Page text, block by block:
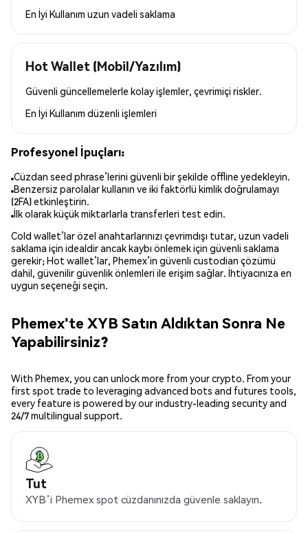
En İyi Kullanım uzun vadeli saklama
Hot Wallet (Mobil/Yazılım)
Güvenli güncellemelerle kolay işlemler, çevrimiçi riskler.
En İyi Kullanım düzenli işlemleri
Profesyonel İpuçları:
Cüzdan seed phrase’lerini güvenli bir şekilde offline yedekleyin.
Benzersiz parolalar kullanın ve iki faktörlü kimlik doğrulamayı
(2FA) etkinleştirin.
İlk olarak küçük miktarlarla transferleri test edin.
Cold wallet’lar özel anahtarlarınızı çevrimdışı tutar, uzun vadeli
saklama için idealdir ancak kaybı önlemek için güvenli saklama
gerekir; Hot wallet’lar, Phemex’in güvenli custodian çözümü
dahil, güvenilir güvenlik önlemleri ile erişim sağlar. İhtiyacınıza en
uygun seçeneği seçin.
Phemex'te XYB Satın Aldıktan Sonra Ne
Yapabilirsiniz?
With Phemex, you can unlock more from your crypto. From your
first spot trade to leveraging advanced bots and futures tools,
every feature is powered by our industry-leading security and
24/7 multilingual support.
Tut
XYB’i Phemex spot cüzdanınızda güvenle saklayın.